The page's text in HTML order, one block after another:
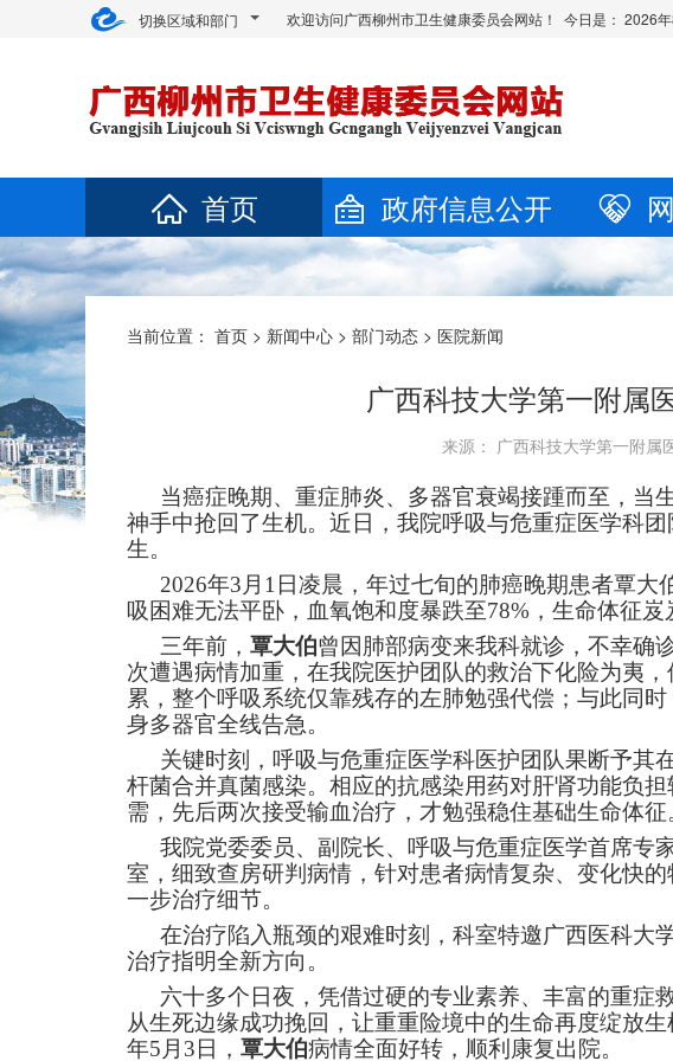
切换区域和部门 欢迎访问广西柳州市卫生健康委员会网站！ 今日是： 2026
首页 政府信息公开
当前位置： 首页 > 新闻中心 > 部门动态 > 医院新闻
广西科技大学第一附属
来源： 广西科技大学第一附
当癌症晚期、重症肺炎、多器官衰竭接踵而至，当
神手中抢回了生机。近日，我院呼吸与危重症医学科
生。
2026年3月1日凌晨，年过七旬的肺癌晚期患者覃
吸困难无法平卧，血氧饱和度暴跌至78%，生命体征
三年前， 覃大伯曾因肺部病变来我科就诊，不幸确
次遭遇病情加重，在我院医护团队的救治下化险为夷
累，整个呼吸系统仅靠残存的左肺勉强代偿；与此同
身多器官全线告急。
关键时刻，呼吸与危重症医学科医护团队果断予其
杆菌合并真菌感染。相应的抗感染用药对肝肾功能负
需，先后两次接受输血治疗，才勉强稳住基础生命体征
我院党委委员、副院长、呼吸与危重症医学首席专
室，细致查房研判病情，针对患者病情复杂、变化快
一步治疗细节。
在治疗陷入瓶颈的艰难时刻，科室特邀广西医科大
治疗指明全新方向。
六十多个日夜，凭借过硬的专业素养、丰富的重症
从生死边缘成功挽回，让重重险境中的生命再度绽放
年5月3日， 覃大伯病情全面好转，顺利康复出院。